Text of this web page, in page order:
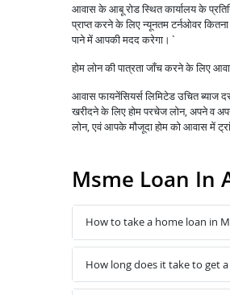
आवास के आबू रोड स्थित कार्यालय के
प्राप्त करने के लिए न्यूनतम टर्नओवर
पाने में आपकी मदद करेगा।`
होम लोन की पात्रता जाँच करने के लिए
आवास फायनेंसियर्स लिमिटेड उचित ब्याज
खरीदने के लिए होम परचेज लोन, अपने व
लोन, एवं आपके मौजूदा होम को आवास में
Msme Loan In
How to take a home loan in
How long does it take to get